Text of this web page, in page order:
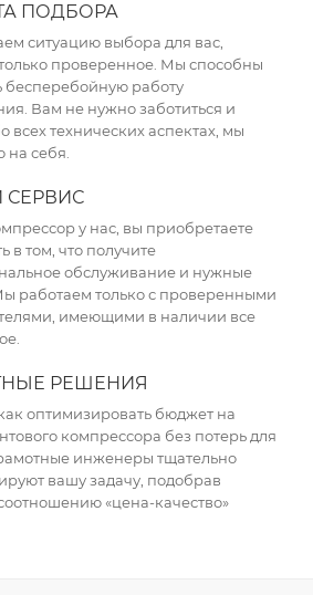
ПОДБОРА
ситуацию выбора для вас,
проверенное. Мы способны
бесперебойную работу
Вам не нужно заботиться и
всех технических аспектах, мы
на себя.
у нас, вы приобретаете
в том, что получите
обслуживание и нужные
работаем только с проверенными
имеющими в наличии все
РЕШЕНИЯ
оптимизировать бюджет на
компрессора без потерь для
инженеры тщательно
вашу задачу, подобрав
«цена-качество»